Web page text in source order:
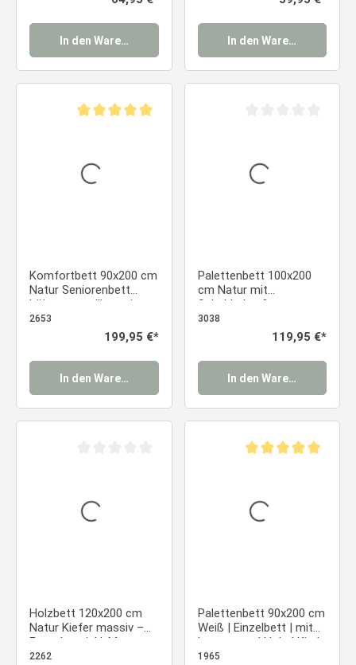
In den Warenkorb In den Warenkorb
Komfortbett 90x200 cm
Natur Seniorenbett
höhenverstellbar mit
Lattenrost Einzelbett
2653
Regulärer Preis:
199,95 €*
In den Warenkorb
Palettenbett 100x200
cm Natur mit
Schubladen &
Lattenrost – Massivholz
Einzelbett für Jugend- &
3038
Regulärer Preis:
119,95 €*
In den Warenkorb
Holzbett 120x200 cm
Natur Kiefer massiv –
Futonbett inkl. Matratze
& Lattenrost
2262
Palettenbett 90x200 cm
Weiß | Einzelbett | mit
Lattenrost | Holz | Kind
Jugend Gast
1965